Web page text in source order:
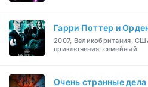
Гарри Поттер и
2007, Великобритания,
приключения, семейный
Очень странные дела